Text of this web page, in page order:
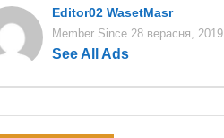
Editor02 WasetMasr
Member Since 28 верасня, 2019
See All Ads